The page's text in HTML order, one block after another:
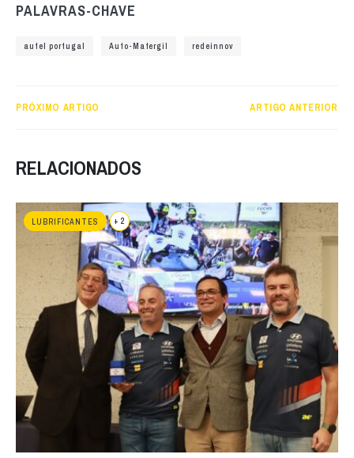
PALAVRAS-CHAVE
autel portugal Auto-Mafergil redeinnov
PRÓXIMO ARTIGO ARTIGO ANTERIOR
RELACIONADOS
LUBRIFICANTES + 2